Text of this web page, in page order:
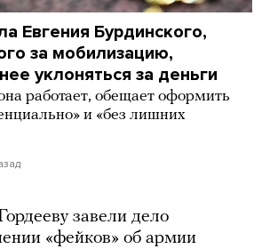
Евгения Бурдинского,
за мобилизацию,
уклоняться за деньги
работает, обещает оформить
и «без лишних
завели дело
«фейков» об армии